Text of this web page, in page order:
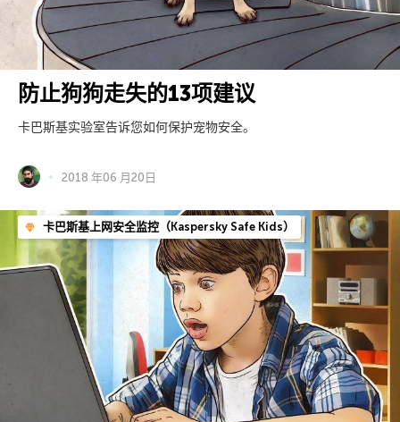
防止狗狗走失的13项建议
卡巴斯基实验室告诉您如何保护宠物安全。
2018 年06 月20日
卡巴斯基上网安全监控（Kaspersky Safe Kids）